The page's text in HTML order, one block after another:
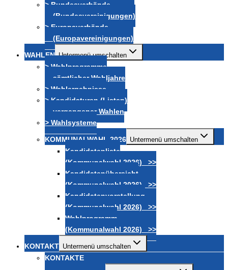
> Bundesverbände
(Bundesvereinigungen)
> Europaverbände
(Europavereinigungen)
WAHLEN Untermenü umschalten
> Wahlprogramme
sämtlicher Wahljahre
> Wahlergebnisse
> Kandidaturen (Listen)
vergangener Wahlen
> Wahlsysteme
KOMMUNALWAHL 2026 Untermenü umschalten
Kandidatenliste
(Kommunalwahl 2026) >>
Kandidatenübersicht
(Kommunalwahl 2026) >>
Kandidatenvorstellung
(Kommunalwahl 2026) >>
Wahlprogramm
(Kommunalwahl 2026) >>
KONTAKT Untermenü umschalten
KONTAKTE